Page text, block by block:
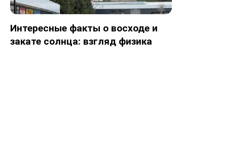
Интересные факты о восходе и
закате солнца: взгляд физика